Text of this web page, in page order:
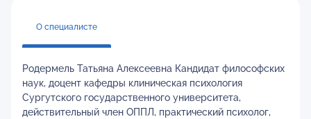
О специалисте
Родермель Татьяна Алексеевна Кандидат философских
наук, доцент кафедры клиническая психология
Сургутского государственного университета,
действительный член ОППЛ, практический психолог,